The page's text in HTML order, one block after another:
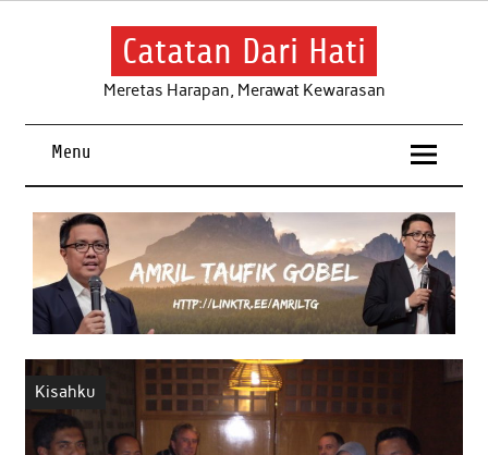
Skip
Catatan Dari Hati
Meretas Harapan, Merawat Kewarasan
Menu
Kisahku